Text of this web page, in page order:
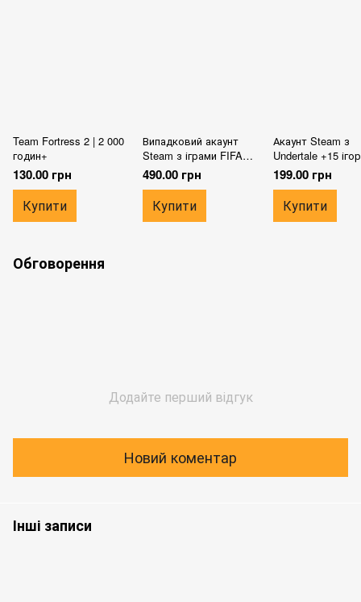
Team Fortress 2 | 2 000
годин+
130.00 грн
Купити
Випадковий акаунт
Steam з іграми FIFA
(21-26)
490.00 грн
Купити
Акаунт Steam з
Undertale +15 ігор
199.00 грн
Купити
Обговорення
Додайте перший відгук
Новий коментар
Інші записи